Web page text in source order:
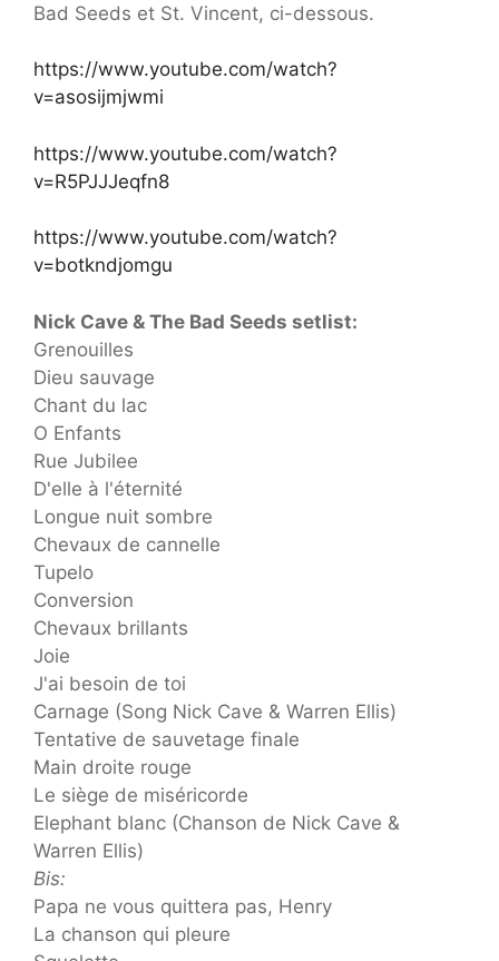
Bad Seeds et St. Vincent, ci-dessous.
https://www.youtube.com/watch?
v=asosijmjwmi
https://www.youtube.com/watch?
v=R5PJJJeqfn8
https://www.youtube.com/watch?
v=botkndjomgu
Nick Cave & The Bad Seeds setlist:
Grenouilles
Dieu sauvage
Chant du lac
O Enfants
Rue Jubilee
D'elle à l'éternité
Longue nuit sombre
Chevaux de cannelle
Tupelo
Conversion
Chevaux brillants
Joie
J'ai besoin de toi
Carnage (Song Nick Cave & Warren Ellis)
Tentative de sauvetage finale
Main droite rouge
Le siège de miséricorde
Elephant blanc (Chanson de Nick Cave &
Warren Ellis)
Bis:
Papa ne vous quittera pas, Henry
La chanson qui pleure